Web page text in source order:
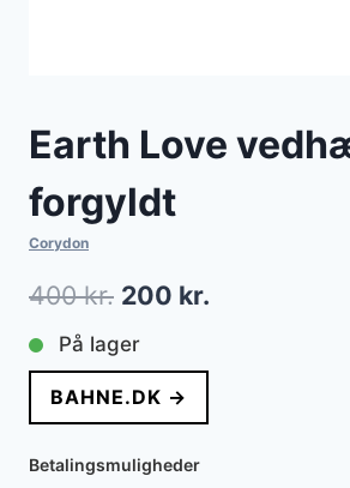
Earth Love
forgyldt
Corydon
400kr. Den
oprindelige
pris
var:
400 kr..
200 kr.
På lager
BAHNE.DK →
Betalingsmuligheder